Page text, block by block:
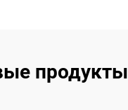
продукты